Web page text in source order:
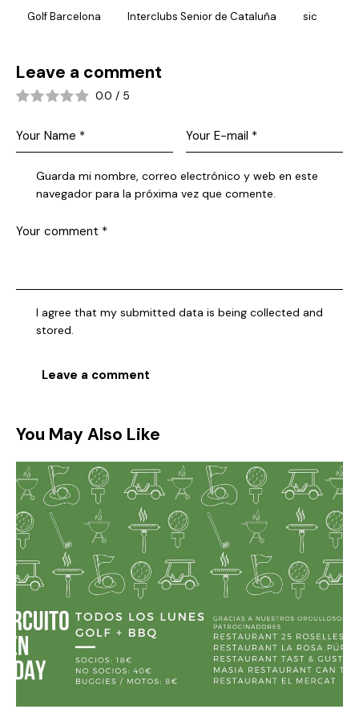
Golf Barcelona Interclubs Senior de Cataluña sic
Leave a comment
0.0 / 5
Guarda mi nombre, correo electrónico y web en este
navegador para la próxima vez que comente.
I agree that my submitted data is being collected and
stored.
You May Also Like